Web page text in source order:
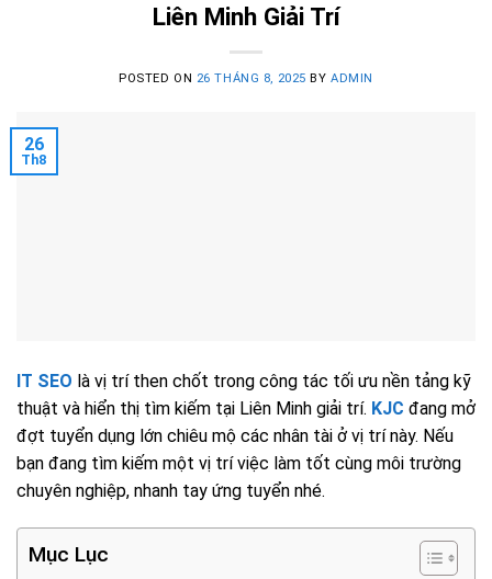
Liên Minh Giải Trí
POSTED ON 26 THÁNG 8, 2025 BY ADMIN
26
Th8
IT SEO là vị trí then chốt trong công tác tối ưu nền tảng kỹ
thuật và hiển thị tìm kiếm tại Liên Minh giải trí. KJC đang mở
đợt tuyển dụng lớn chiêu mộ các nhân tài ở vị trí này. Nếu
bạn đang tìm kiếm một vị trí việc làm tốt cùng môi trường
chuyên nghiệp, nhanh tay ứng tuyển nhé.
Mục Lục